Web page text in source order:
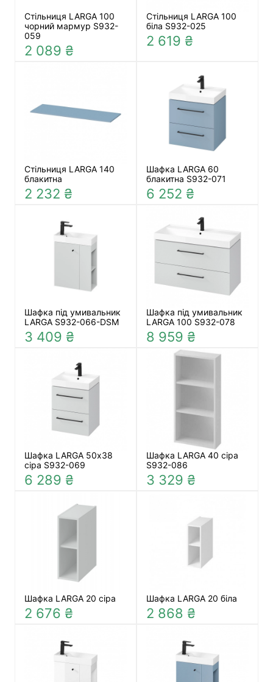
Стільниця LARGA 100
чорний мармур S932-
059
2 089 ₴
Стільниця LARGA 100
біла S932-025
2 619 ₴
Стільниця LARGA 140
блакитна
2 232 ₴
Шафка LARGA 60
блакитна S932-071
6 252 ₴
Шафка під умивальник
LARGA S932-066-DSM
3 409 ₴
Шафка під умивальник
LARGA 100 S932-078
8 959 ₴
Шафка LARGA 50х38
сіра S932-069
6 289 ₴
Шафка LARGA 40 сіра
S932-086
3 329 ₴
Шафка LARGA 20 сіра
2 676 ₴
Шафка LARGA 20 біла
2 868 ₴